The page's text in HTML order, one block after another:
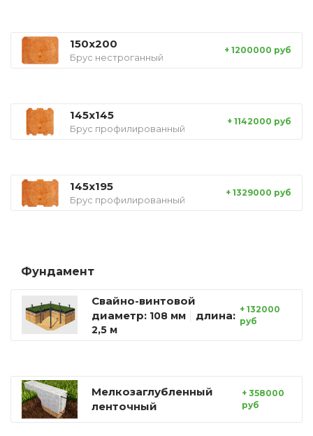
150x200
Брус нестроганный
+ 1200000 руб
145x145
Брус профилированный
+ 1142000 руб
145x195
Брус профилированный
+ 1329000 руб
Фундамент
Свайно-винтовой
диаметр: 108 мм длина:
2,5 м
+ 132000
руб
Мелкозаглубленный
ленточный
+ 358000
руб